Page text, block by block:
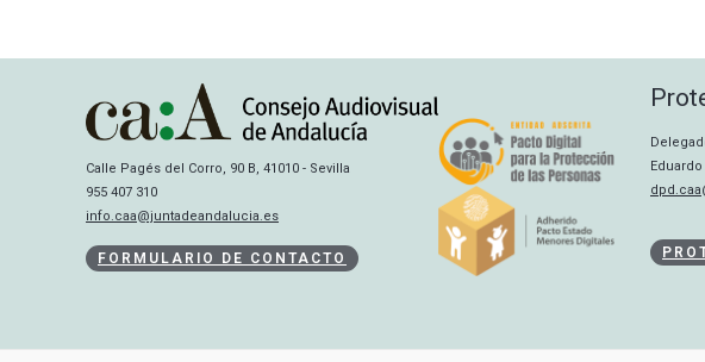
Calle Pagés del Corro, 90 B, 41010 - Sevilla
955 407 310
info.caa@juntadeandalucia.es
FORMULARIO DE CONTACTO